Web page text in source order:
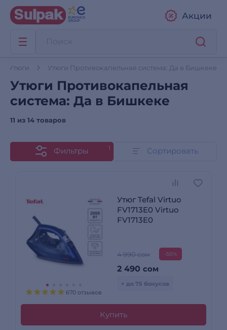
Акции
Утюги Утюги Противокапельная система: Да в Бишкеке
Утюги Противокапельная
система: Да в Бишкеке
11 из 14 товаров
Фильтры 1 Сортировать
670 отзывов
Утюг Tefal Virtuo
FV1713E0 Virtuo
FV1713E0
4 990 сом -50%
2 490 сом
+ до 75 бонусов
Купить